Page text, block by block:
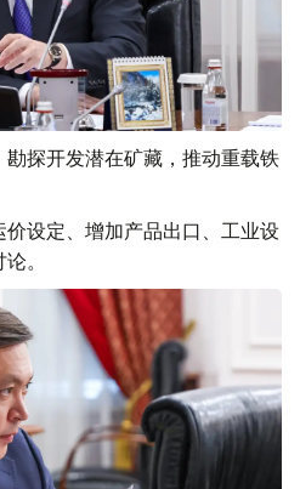
探开发潜在矿藏，推动重载铁
设定、增加产品出口、工业设
。